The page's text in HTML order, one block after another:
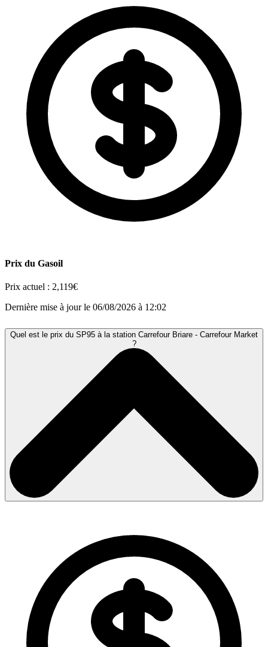
Prix du Gasoil
Prix actuel : 2,119€
Dernière mise à jour le 06/08/2026 à 12:02
Quel est le prix du SP95 à la station Carrefour Briare - Carrefour Market
?